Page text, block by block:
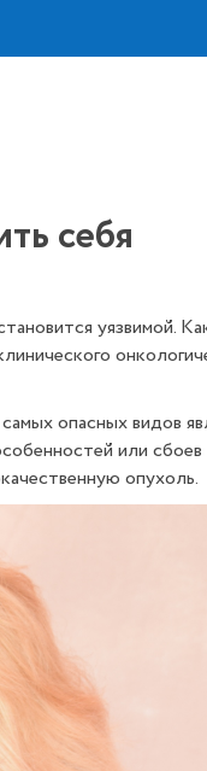
себя
уязвимой.
опасных видов
или сбоев
опухоль.